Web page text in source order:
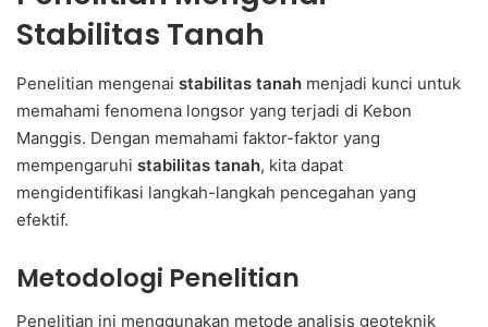
Stabilitas Tanah
Penelitian mengenai stabilitas tanah menjadi kunci untuk
memahami fenomena longsor yang terjadi di Kebon
Manggis. Dengan memahami faktor-faktor yang
mempengaruhi stabilitas tanah, kita dapat
mengidentifikasi langkah-langkah pencegahan yang
efektif.
Metodologi Penelitian
Penelitian ini menggunakan metode analisis geoteknik